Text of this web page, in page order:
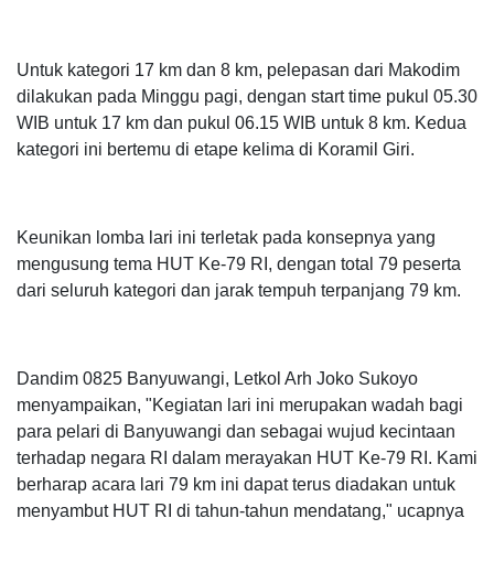
Untuk kategori 17 km dan 8 km, pelepasan dari Makodim
dilakukan pada Minggu pagi, dengan start time pukul 05.30
WIB untuk 17 km dan pukul 06.15 WIB untuk 8 km. Kedua
kategori ini bertemu di etape kelima di Koramil Giri.
Keunikan lomba lari ini terletak pada konsepnya yang
mengusung tema HUT Ke-79 RI, dengan total 79 peserta
dari seluruh kategori dan jarak tempuh terpanjang 79 km.
Dandim 0825 Banyuwangi, Letkol Arh Joko Sukoyo
menyampaikan, "Kegiatan lari ini merupakan wadah bagi
para pelari di Banyuwangi dan sebagai wujud kecintaan
terhadap negara RI dalam merayakan HUT Ke-79 RI. Kami
berharap acara lari 79 km ini dapat terus diadakan untuk
menyambut HUT RI di tahun-tahun mendatang," ucapnya